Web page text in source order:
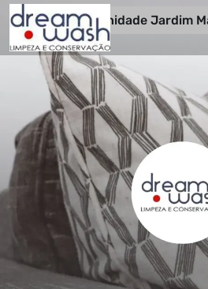
Unidade Jardim